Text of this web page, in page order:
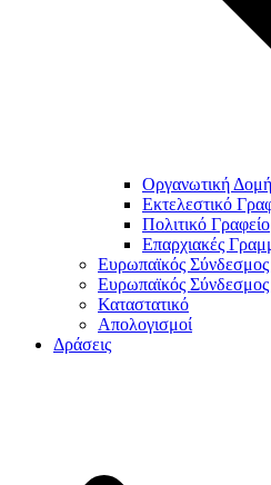
Οργανωτική Δομή
Εκτελεστικό
Πολιτικό Γραφείο
Επαρχιακές
Ευρωπαϊκός
Ευρωπαϊκός
Καταστατικό
Απολογισμοί
Δράσεις